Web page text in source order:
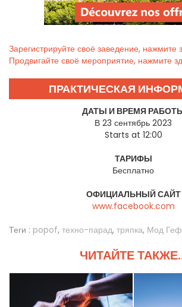
Зарегистрируйте своё заведение, нажмите
Продвигайте своё мероприятие, нажмите
ПРАКТИЧЕСКАЯ
ДАТЫ И ВРЕМЯ
В 23 сентябрь 2023
Starts at 12:00
ТАРИФЫ
Бесплатно
ОФИЦИАЛЬНЫЙ САЙТ
www.facebook.com
Теги : popof, техно-парад, тряпка, Мод
ЧИТАЙТЕ